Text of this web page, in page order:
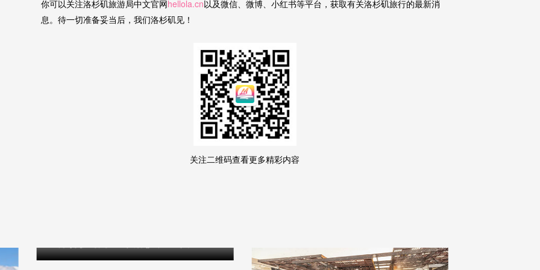
你可以关注洛杉矶旅游局中文官网hellola.cn以及微信、微博、小红书等平台，获取有关洛杉矶旅行的最新消
息。待一切准备妥当后，我们洛杉矶见！
关注二维码查看更多精彩内容